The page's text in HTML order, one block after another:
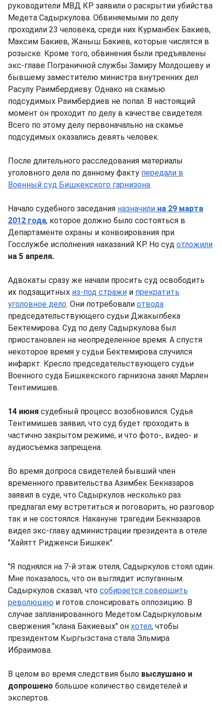
руководители МВД КР заявили о раскрытии убийства
Медета Садыркулова. Обвиняемыми по делу
проходили 23 человека, среди них Курманбек Бакиев,
Максим Бакиев, Жаныш Бакиев, которые числятся в
розыске. Кроме того, обвинения были предъявлены
экс-главе Пограничной службы Замиру Молдошеву и
бывшему заместителю министра внутренних дел
Расулу Раимбердиеву. Однако на скамью
подсудимых Раимбердиев не попал. В настоящий
момент он проходит по делу в качестве свидетеля.
Всего по этому делу первоначально на скамье
подсудимых оказались девять человек.
После длительного расследования материалы
уголовного дела по данному факту передали в
Военный суд Бишкекского гарнизона.
Начало судебного заседания назначили на 29 марта
2012 года, которое должно было состояться в
Департаменте охраны и конвоирования при
Госслужбе исполнения наказаний КР. Но суд отложили
на 5 апреля.
Адвокаты сразу же начали просить суд освободить
их подзащитных из-под стражи и прекратить
уголовное дело. Они потребовали отвода
председательствующего судьи Джакыпбека
Бектемирова. Суд по делу Садыркулова был
приостановлен на неопределенное время. А спустя
некоторое время у судьи Бектемирова случился
инфаркт. Кресло председательствующего судьи
Военного суда Бишкекского гарнизона занял Марлен
Тентимишев.
14 июня судебный процесс возобновился. Судья
Тентимишев заявил, что суд будет проходить в
частично закрытом режиме, и что фото-, видео- и
аудиосъемка запрещена.
Во время допроса свидетелей бывший член
временного правительства Азимбек Бекназаров
заявил в суде, что Садыркулов несколько раз
предлагал ему встретиться и поговорить, но разговор
так и не состоялся. Накануне трагедии Бекназаров
видел экс-главу администрации президента в отеле
"Хайятт Ридженси Бишкек".
"Я поднялся на 7-й этаж отеля, Садыркулов стоял один.
Мне показалось, что он выглядит испуганным.
Садыркулов сказал, что собирается совершить
революцию и готов спонсировать оппозицию. В
случае запланированного Медетом Садыркуловым
свержения "клана Бакиевых" он хотел, чтобы
президентом Кыргызстана стала Эльмира
Ибраимова.
В целом во время следствия было выслушано и
допрошено большое количество свидетелей и
экспертов.